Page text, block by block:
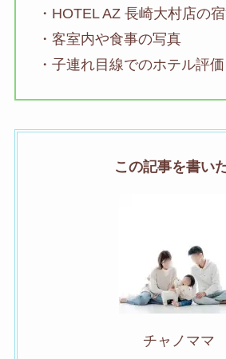
・HOTEL AZ 長崎大村店の
・客室内や食事の写真
・子連れ目線でのホテル評価
この記事を書い
チャノママ